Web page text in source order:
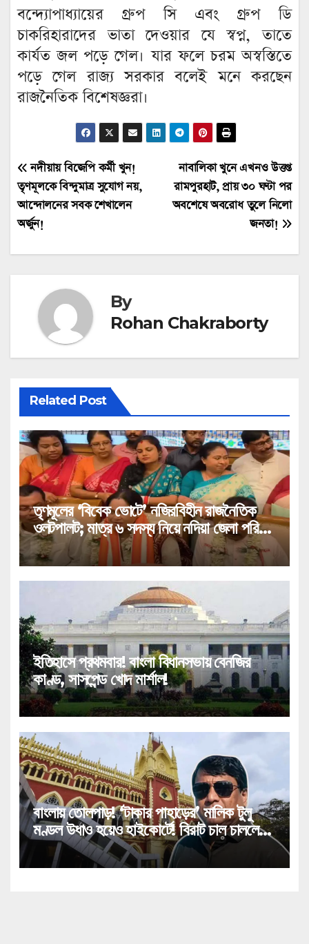
বন্দ্যোপাধ্যায়ের গ্রুপ সি এবং গ্রুপ ডি
চাকরিহারাদের ভাতা দেওয়ার যে স্বপ্ন, তাতে
কার্যত জল পড়ে গেল। যার ফলে চরম অস্বস্তিতে
পড়ে গেল রাজ্য সরকার বলেই মনে করছেন
রাজনৈতিক বিশেষজ্ঞরা।
Post
navigation
নাবালিকা খুনে এখনও উত্তপ্ত
রামপুরহাট, প্রায় ৩০ ঘণ্টা পর
অবশেষে অবরোধ তুলে নিলো
জনতা!
নদীয়ায় বিজেপি কর্মী খুন!
তৃণমূলকে বিন্দুমাত্র সুযোগ নয়,
আন্দোলনের সবক শেখালেন
অর্জুন!
By
Rohan Chakraborty
Related Post
তৃণমূলের ‘বিবেক ভোটে’ নজিরবিহীন রাজনৈতিক
ওলটপালট; মাত্র ৬ সদস্য নিয়ে নদিয়া জেলা পরিষদ
দখল করল বিজেপি!
ইতিহাসে প্রথমবার! বাংলা বিধানসভায় বেনজির
কাণ্ড, সাসপেন্ড খোদ মার্শাল!
বাংলায় তোলপাড়! ‘টাকার পাহাড়ের’ মালিক টুলু
মণ্ডল উধাও হয়েও হাইকোর্টে! বিরাট চাল চাললেন
‘পাথর সম্রাট’!